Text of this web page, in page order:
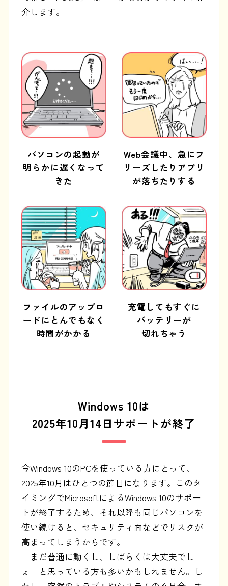
介します。
パソコンの起動が
明らかに遅くなって
きた
Web会議中、 急にフ
リーズしたり アプリ
が落ちたりする
ファイルのアップロ
ードにとんでもなく
時間がかかる
充電してもすぐに
バッテリーが
切れちゃう
Windows 10は
2025年10月14日サポートが終了
今Windows 10のPCを使っている方にとって、
2025年10月はひとつの節目になります。このタ
イミングでMicrosoftによるWindows 10のサポー
トが終了するため、それ以降も同じパソコンを
使い続けると、セキュリティ面などでリスクが
高まってしまうからです。
「まだ普通に動くし、しばらくは大丈夫でし
ょ」と思っている方も多いかもしれません。し